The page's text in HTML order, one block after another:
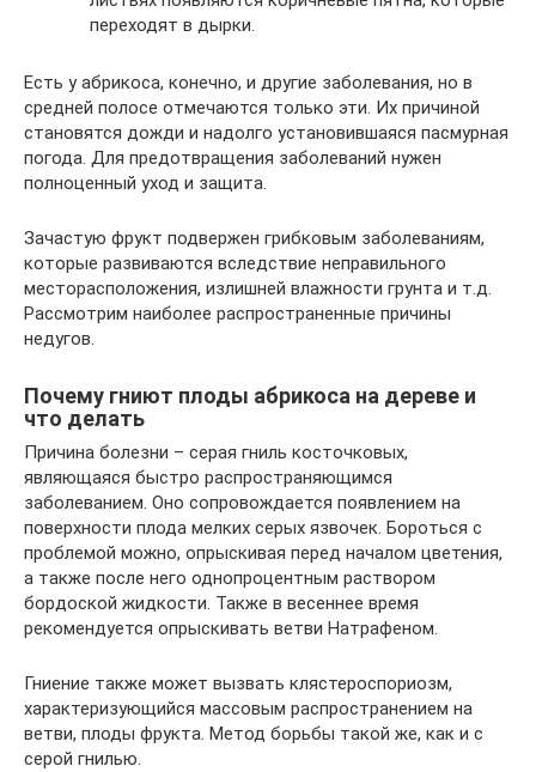
переходят в дырки.
Есть у абрикоса, конечно, и другие заболевания, но в
средней полосе отмечаются только эти. Их причиной
становятся дожди и надолго установившаяся пасмурная
погода. Для предотвращения заболеваний нужен
полноценный уход и защита.
Зачастую фрукт подвержен грибковым заболеваниям,
которые развиваются вследствие неправильного
месторасположения, излишней влажности грунта и т.д.
Рассмотрим наиболее распространенные причины
недугов.
Почему гниют плоды абрикоса на дереве и
что делать
Причина болезни – серая гниль косточковых,
являющаяся быстро распространяющимся
заболеванием. Оно сопровождается появлением на
поверхности плода мелких серых язвочек. Бороться с
проблемой можно, опрыскивая перед началом цветения,
а также после него однопроцентным раствором
бордоской жидкости. Также в весеннее время
рекомендуется опрыскивать ветви Натрафеном.
Гниение также может вызвать клястероспориозм,
характеризующийся массовым распространением на
ветви, плоды фрукта. Метод борьбы такой же, как и с
серой гнилью.